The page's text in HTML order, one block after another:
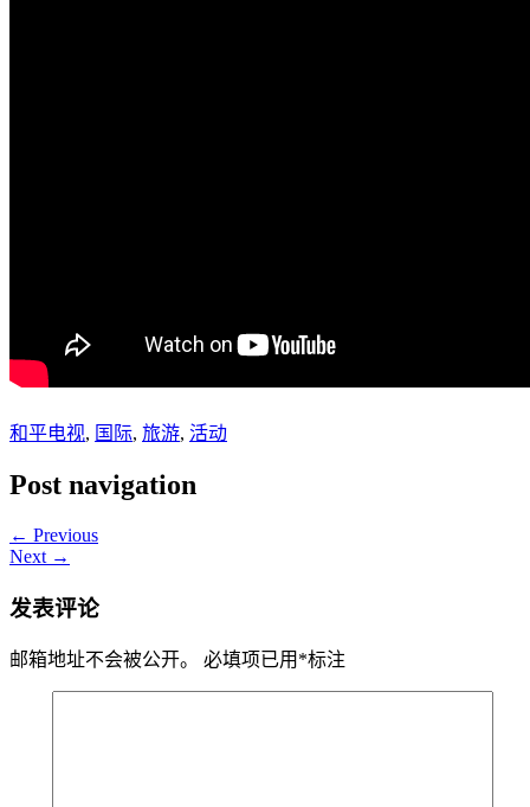
和平电视, 国际, 旅游, 活动
Post navigation
← Previous
Next →
发表评论
邮箱地址不会被公开。 必填项已用 *标注